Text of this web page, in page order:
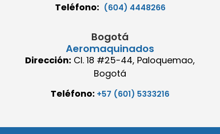
Teléfono: (604) 4448266
Bogotá
Aeromaquinados
Dirección: Cl. 18 #25-44, Paloquemao,
Bogotá
Teléfono: +57 (601) 5333216